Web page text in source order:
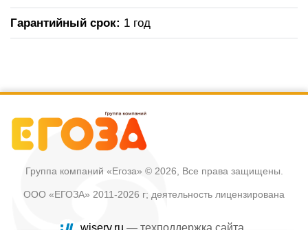
Гарантийный срок: 1 год
Группа компаний «Егоза» © 2026, Все права защищены.
ООО «ЕГОЗА» 2011-2026 г; деятельность лицензирована
wiserv.ru — техподдержка сайта